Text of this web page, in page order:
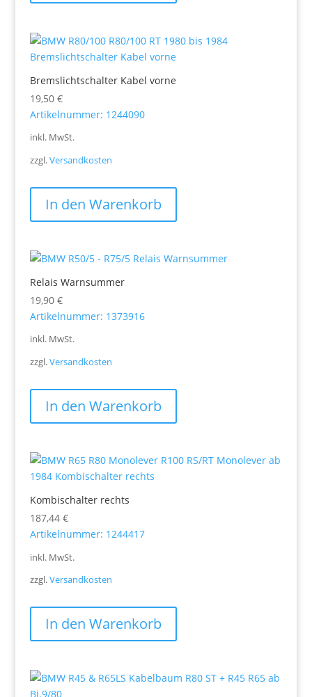
Bremslichtschalter Kabel vorne
19,50 €
Artikelnummer: 1244090
inkl. MwSt.
zzgl.Versandkosten
In den Warenkorb
Relais Warnsummer
19,90 €
Artikelnummer: 1373916
inkl. MwSt.
zzgl.Versandkosten
In den Warenkorb
Kombischalter rechts
187,44 €
Artikelnummer: 1244417
inkl. MwSt.
zzgl.Versandkosten
In den Warenkorb